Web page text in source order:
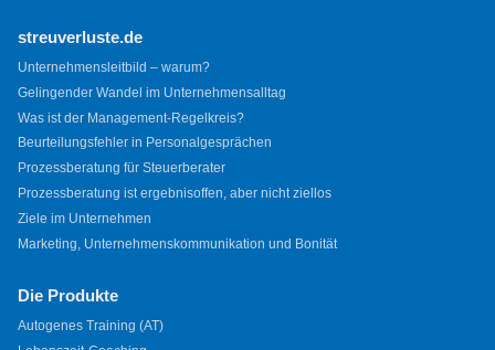
streuverluste.de
Unternehmensleitbild – warum?
Gelingender Wandel im Unternehmensalltag
Was ist der Management-Regelkreis?
Beurteilungsfehler in Personalgesprächen
Prozessberatung für Steuerberater
Prozessberatung ist ergebnisoffen, aber nicht ziellos
Ziele im Unternehmen
Marketing, Unternehmenskommunikation und Bonität
Die Produkte
Autogenes Training (AT)